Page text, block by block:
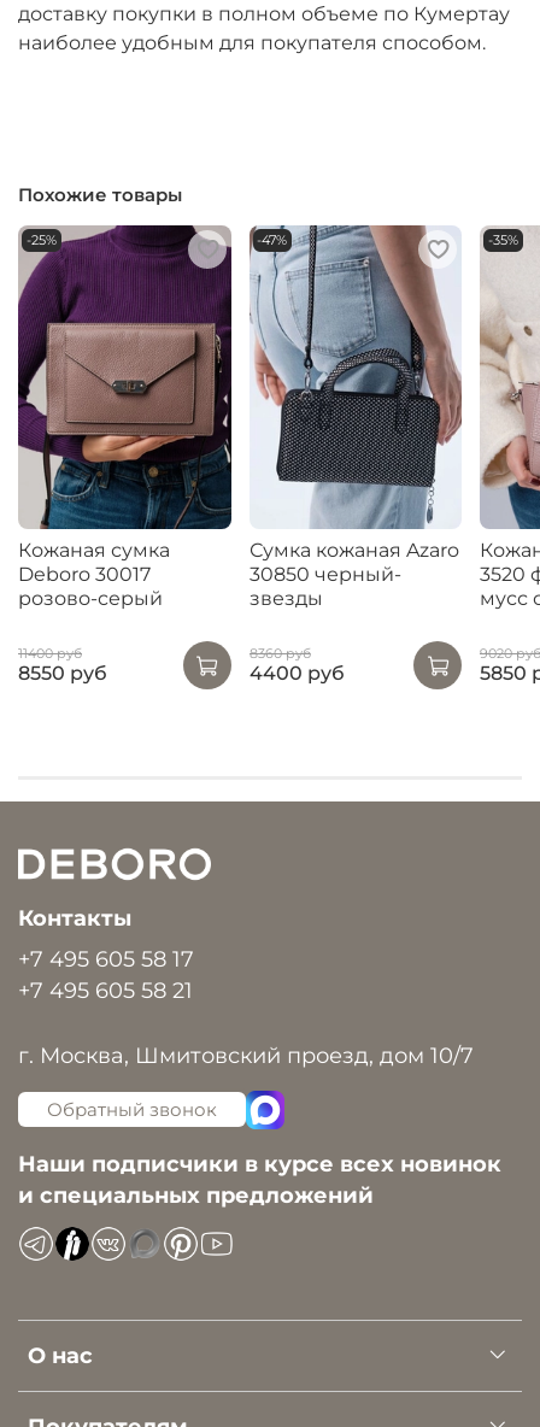
доставку покупки в полном объеме по Кумертау
наиболее удобным для покупателя способом.
Похожие товары
-25%
Кожаная сумка
Deboro 30017
розово-серый
11400 руб
8550 руб
-47%
Сумка кожаная Azaro
30850 черный-
звезды
8360 руб
4400 руб
-35%
3520
мусс
9020 руб
5850
О нас
Контакты
+7 495 605 58 17
+7 495 605 58 21
г. Москва, Шмитовский проезд, дом 10/7
Обратный звонок
Наши подписчики в курсе всех новинок
и специальных предложений